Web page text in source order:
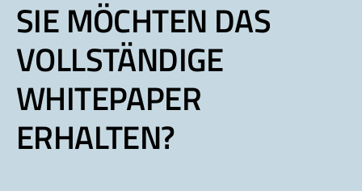
SIE MÖCHTEN DAS
VOLLSTÄNDIGE
WHITEPAPER
ERHALTEN?